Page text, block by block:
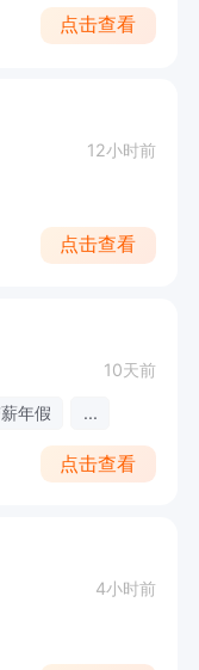
点击查看
12小时前
点击查看
10天前
年假 ...
点击查看
4小时前